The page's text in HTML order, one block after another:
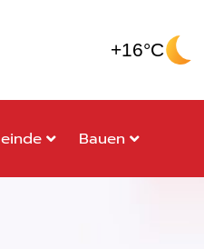
+16°C
Bauen